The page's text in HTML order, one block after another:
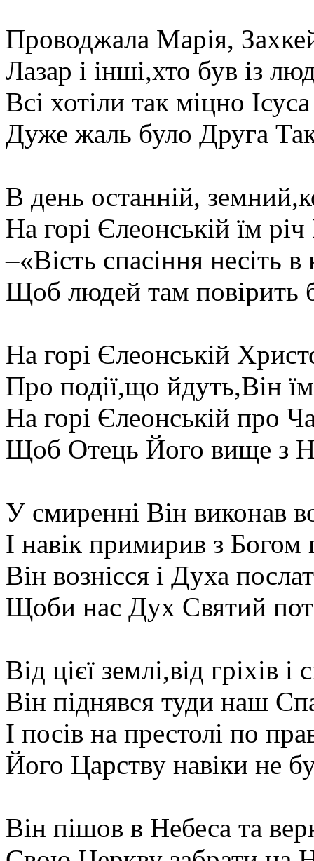
Проводжала Марія,
Лазар і інші,хто був із
Всі хотіли так міцно
Дуже жаль було Друга
В день останній,
На горі Єлеонській їм річ
–«Вість спасіння несіть
Щоб людей там повірить
На горі Єлеонській
Про події,що йдуть,Він
На горі Єлеонській про
Щоб Отець Його вище з
У смиренні Він виконав
І навік примирив з Богом
Він вознісся і Духа
Щоби нас Дух Святий
Від цієї землі,від гріхів і
Він піднявся туди наш
І посів на престолі по
Його Царству навіки не
Він пішов в Небеса та